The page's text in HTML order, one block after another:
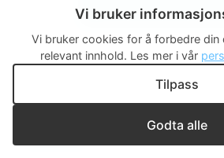
Les mer hos
Vi bruker
Vi bruker cookies for å forbedre din
relevant innhold. Les mer i vår
Godta alle
Tilpass